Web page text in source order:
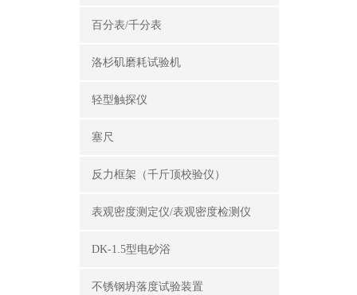
百分表/千分表
洛杉矶磨耗试验机
轻型触探仪
塞尺
反力框架（千斤顶校验仪）
表观密度测定仪/表观密度检测仪
DK-1.5型电砂浴
不锈钢坍落度试验装置